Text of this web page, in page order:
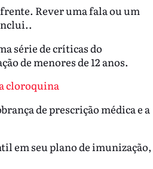
Rever uma fala ou um
série de críticas do
de menores de 12 anos.
cloroquina
de prescrição médica e a
em seu plano de imunização,